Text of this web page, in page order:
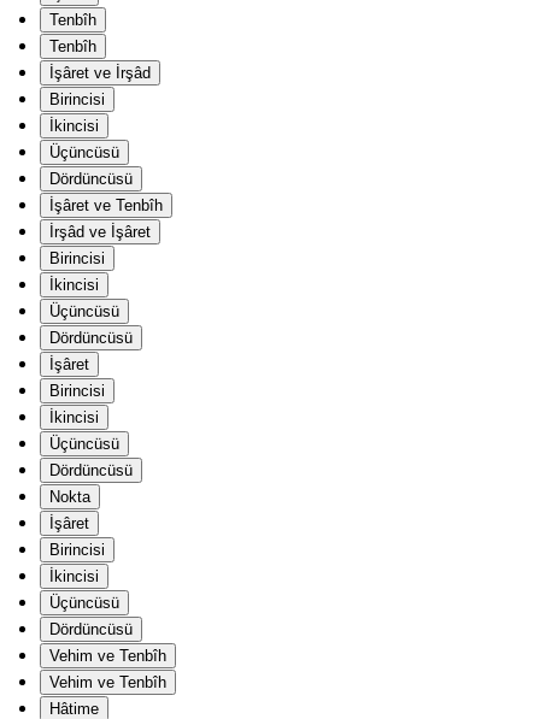
Tenbîh
Tenbîh
İşâret ve İrşâd
Birincisi
İkincisi
Üçüncüsü
Dördüncüsü
İşâret ve Tenbîh
İrşâd ve İşâret
Birincisi
İkincisi
Üçüncüsü
Dördüncüsü
İşâret
Birincisi
İkincisi
Üçüncüsü
Dördüncüsü
Nokta
İşâret
Birincisi
İkincisi
Üçüncüsü
Dördüncüsü
Vehim ve Tenbîh
Vehim ve Tenbîh
Hâtime